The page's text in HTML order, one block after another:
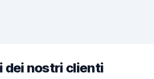
dei nostri clienti